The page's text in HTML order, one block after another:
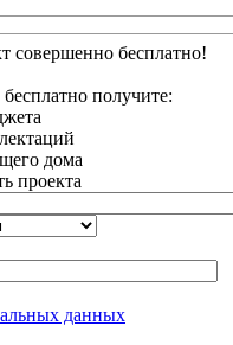
совершенно бесплатно!
получите:
дома
проекта
данных